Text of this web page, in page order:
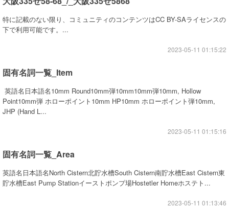
特に記載のない限り、コミュニティのコンテンツはCC BY-SAライセンスの
下で利用可能です。...
2023-05-11 01:15:22
固有名詞一覧_Item
英語名日本語名10mm Round10mm弾10mm10mm弾10mm, Hollow
Point10mm弾 ホローポイント10mm HP10mm ホローポイント弾10mm,
JHP (Hand L...
2023-05-11 01:15:16
固有名詞一覧_Area
英語名日本語名North Cistern北貯水槽South Cistern南貯水槽East Cistern東
貯水槽East Pump Stationイーストポンプ場Hostetler Homeホステト...
2023-05-11 01:13:46